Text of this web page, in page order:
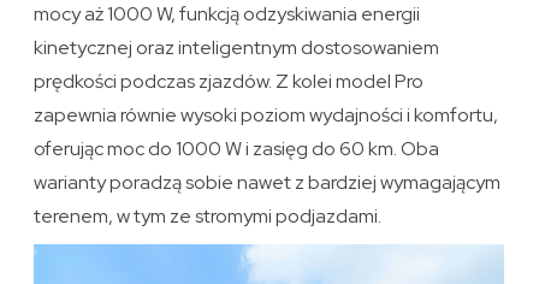
mocy aż 1000 W, funkcją odzyskiwania energii
kinetycznej oraz inteligentnym dostosowaniem
prędkości podczas zjazdów. Z kolei model Pro
zapewnia równie wysoki poziom wydajności i komfortu,
oferując moc do 1000 W i zasięg do 60 km. Oba
warianty poradzą sobie nawet z bardziej wymagającym
terenem, w tym ze stromymi podjazdami.